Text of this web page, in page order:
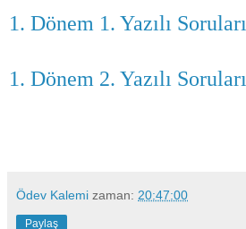
1. Dönem 1. Yazılı Soruları
1. Dönem 2. Yazılı Soruları
Ödev Kalemi zaman: 20:47:00
Paylaş